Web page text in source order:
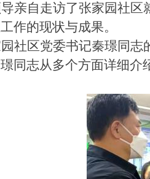
亲自走访了张家园社
作的现状与成果。
社区党委书记秦璟同志
同志从多个方面详细